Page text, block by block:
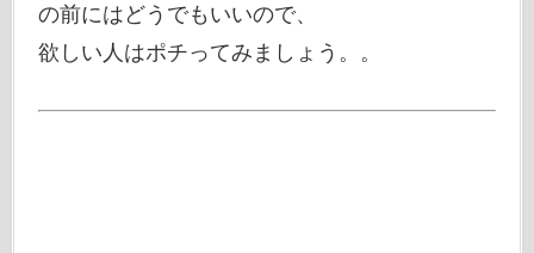
の前にはどうでもいいので、
欲しい人はポチってみましょう。。